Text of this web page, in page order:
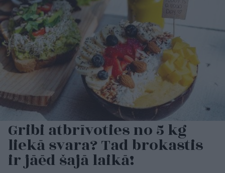
Gribi atbrīvoties no 5 kg
liekā svara? Tad brokastis
ir jāēd šajā laikā!